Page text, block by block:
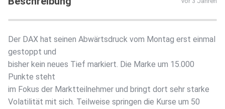
Der DAX hat seinen Abwärtsdruck vom Montag erst einmal
gestoppt und
bisher kein neues Tief markiert. Die Marke um 15.000
Punkte steht
im Fokus der Marktteilnehmer und bringt dort sehr starke
Volatilität mit sich. Teilweise springen die Kurse um 50